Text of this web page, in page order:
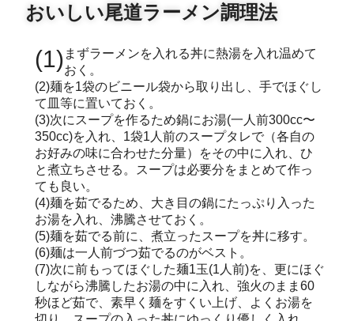
おいしい尾道ラーメン調理法
(1)まずラーメンを入れる丼に熱湯を入れ温めておく。
(2)麺を1袋のビニール袋から取り出し、手でほぐし
て皿等に置いておく。
(3)次にスープを作るため鍋にお湯(一人前300cc〜
350cc)を入れ、1袋1人前のスープタレで（各自の
お好みの味に合わせた分量）をその中に入れ、ひ
と煮立ちさせる。スープは必要分をまとめて作っ
ても良い。
(4)麺を茹でるため、大き目の鍋にたっぷり入った
お湯を入れ、沸騰させておく。
(5)麺を茹でる前に、煮立ったスープを丼に移す。
(6)麺は一人前づつ茹でるのがベスト。
(7)次に前もってほぐした麺1玉(1人前)を、更にほぐ
しながら沸騰したお湯の中に入れ、強火のまま60
秒ほど茹で、素早く麺をすくい上げ、よくお湯を